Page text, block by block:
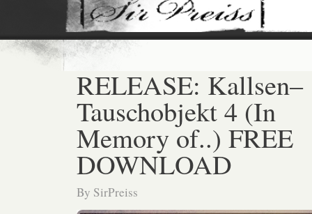
RELEASE: Kallsen–
Tauschobjekt 4 (In
Memory of..) FREE
DOWNLOAD
By SirPreiss